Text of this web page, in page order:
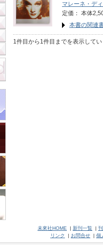
マレーネ・デ
定価： 本体
本書の関連
1件目から1件目までを表示して
未來社HOME | 新刊一覧 |
リンク
| お問合せ | 個